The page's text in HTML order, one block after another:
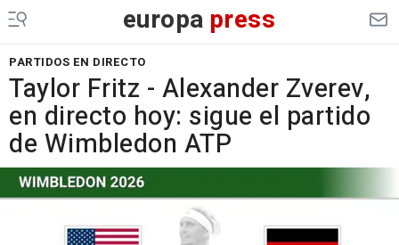
europa press
PARTIDOS EN DIRECTO
Taylor Fritz - Alexander Zverev,
en directo hoy: sigue el partido
de Wimbledon ATP